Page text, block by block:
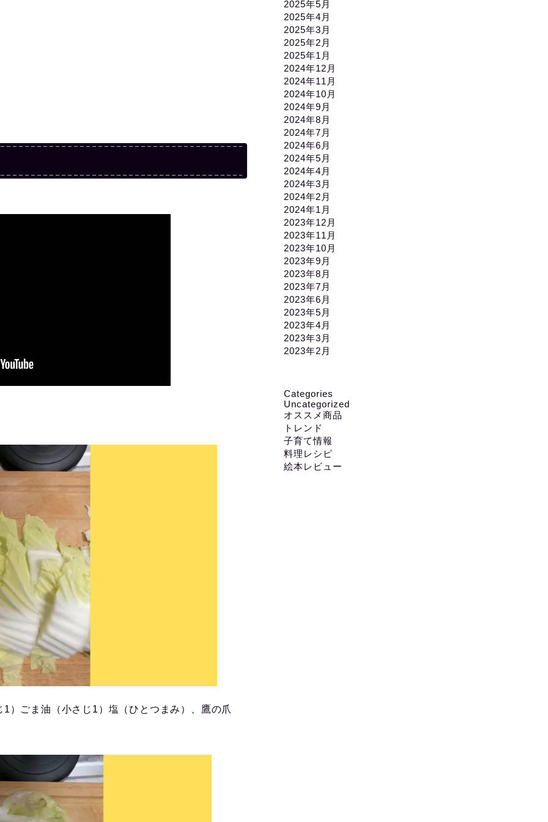
ごま油（小さじ1）塩（ひとつまみ）、鷹の爪
2025年5月
2025年4月
2025年3月
2025年2月
2025年1月
2024年12月
2024年11月
2024年10月
2024年9月
2024年8月
2024年7月
2024年6月
2024年5月
2024年4月
2024年3月
2024年2月
2024年1月
2023年12月
2023年11月
2023年10月
2023年9月
2023年8月
2023年7月
2023年6月
2023年5月
2023年4月
2023年3月
2023年2月
Categories
Uncategorized
オススメ商品
トレンド
子育て情報
料理レシピ
絵本レビュー